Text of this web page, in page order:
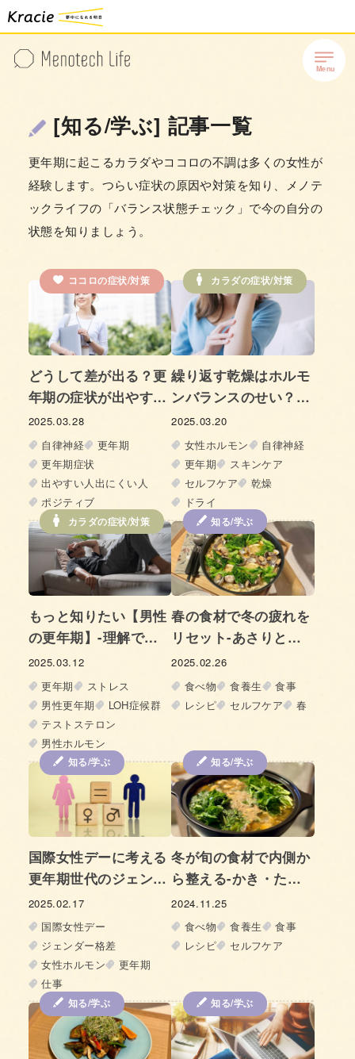
[知る/学ぶ] 記事一覧
更年期に起こるカラダやココロの不調は多くの女性が
経験します。つらい症状の原因や対策を知り、メノテ
ックライフの「バランス状態チェック」で今の自分の
状態を知りましょう。
ココロの症状/対策
どうして差が出る？更
年期の症状が出やすい
人、出にくい人の違い
に迫る！
2025.03.28
自律神経
更年期
更年期症状
出やすい人出にくい人
ポジティブ
カラダの症状/対策
繰り返す乾燥はホルモ
ンバランスのせい？‐
原因と更年期のうるお
い対策‐
2025.03.20
女性ホルモン
自律神経
更年期
スキンケア
セルフケア
乾燥
ドライ
カラダの症状/対策
もっと知りたい【男性
の更年期】-理解で深
まるパートナーシッ
プ-
2025.03.12
更年期
ストレス
男性更年期
LOH症候群
テストステロン
男性ホルモン
知る/学ぶ
春の食材で冬の疲れを
リセット-あさりと菜
の花のパエリア-
2025.02.26
食べ物
食養生
食事
レシピ
セルフケア 春
知る/学ぶ
国際女性デーに考える
更年期世代のジェンダ
ー格差
2025.02.17
国際女性デー
ジェンダー格差
女性ホルモン
更年期
仕事
知る/学ぶ
冬が旬の食材で内側か
ら整える-かき・た
ら・せりのテグタン風
鍋レシピ-
2024.11.25
食べ物
食養生
食事
レシピ
セルフケア
知る/学ぶ 知る/学ぶ